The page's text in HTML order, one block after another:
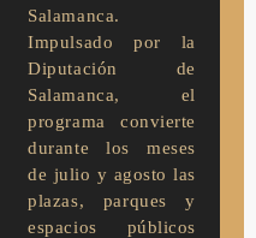
Salamanca.
Impulsado por la
Diputación de
Salamanca, el
programa convierte
durante los meses
de julio y agosto las
plazas, parques y
espacios públicos